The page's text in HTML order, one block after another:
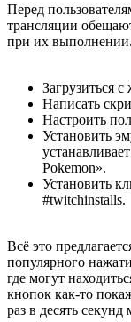
Перед
трансляции
при их выполнении.
Загрузиться с
Написать
Настроить
Установить
Pokemon».
Установить
#twitchinstalls.
Всё это
популярного
где могут
кнопок как-то
раз в десять